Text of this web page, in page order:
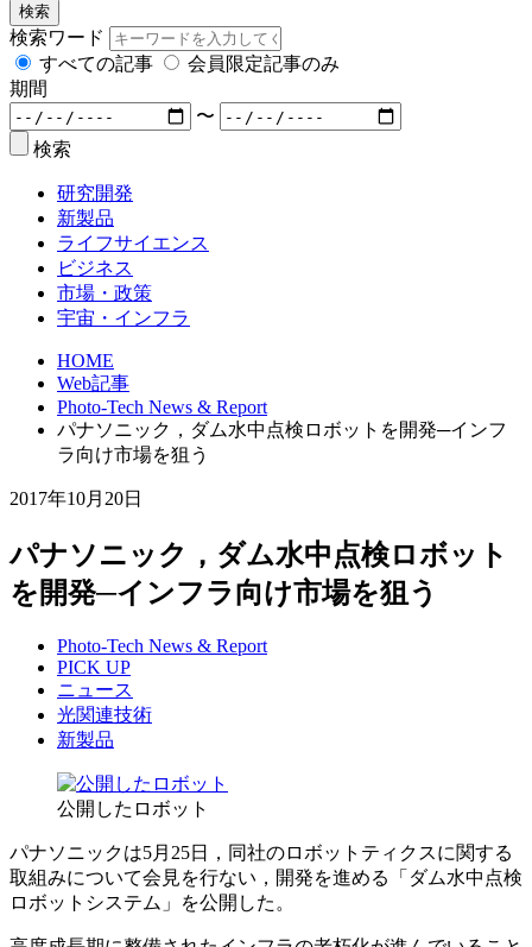
検索
検索ワード
すべての記事
会員限定記事のみ
期間
〜
検索
研究開発
新製品
ライフサイエンス
ビジネス
市場・政策
宇宙・インフラ
HOME
Web記事
Photo-Tech News & Report
パナソニック，ダム水中点検ロボットを開発─インフ
ラ向け市場を狙う
2017年10月20日
パナソニック，ダム水中点検ロボット
を開発─インフラ向け市場を狙う
Photo-Tech News & Report
PICK UP
ニュース
光関連技術
新製品
公開したロボット
パナソニックは5月25日，同社のロボットティクスに関する
取組みについて会見を行ない，開発を進める「ダム水中点検
ロボットシステム」を公開した。